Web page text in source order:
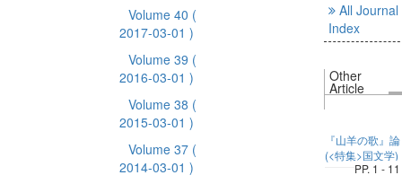
Volume 40 (
2017-03-01 )
Volume 39 (
2016-03-01 )
Volume 38 (
2015-03-01 )
Volume 37 (
2014-03-01 )
All Journal
Index
Other
Article
『山羊の歌』論
(<特集>国文学)
PP. 1 - 11